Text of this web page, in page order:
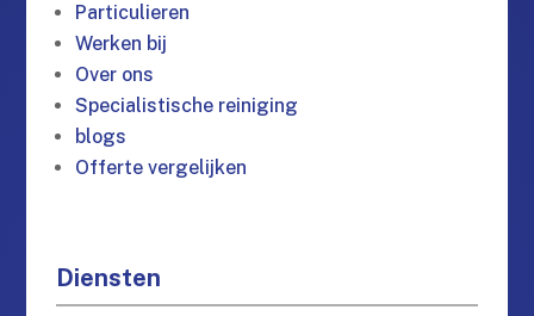
Particulieren
Werken bij
Over ons
Specialistische reiniging
blogs
Offerte vergelijken
Diensten